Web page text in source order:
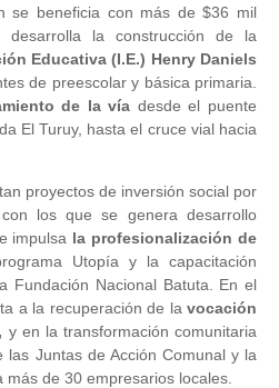
se beneficia con más de $36 mil
desarrolla la construcción de la
Educativa (I.E.) Henry Daniels
de preescolar y básica primaria.
de la vía desde el puente
El Turuy, hasta el cruce vial hacia
proyectos de inversión social por
los que se genera desarrollo
impulsa la profesionalización de
Utopía y la capacitación
Fundación Nacional Batuta. En el
a la recuperación de la vocación
y en la transformación comunitaria
Juntas de Acción Comunal y la
de 30 empresarios locales.